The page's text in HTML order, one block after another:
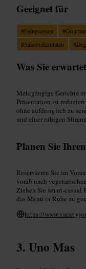
Geeignet für
#Feinesessen #
#Saisonalezutaten #
Was Sie erwartet
Mehrgängige Gerichte
Präsentation ist
ohne aufdringlich zu
und einer ruhigen
Planen Sie
Reservieren Sie im
vorab nach
Ziehen Sie smart-
das Menü in Ruhe zu
https://
Uno Mas